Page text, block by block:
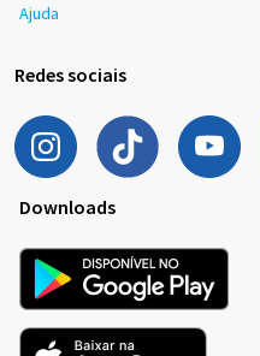
Ajuda
Redes sociais
Downloads